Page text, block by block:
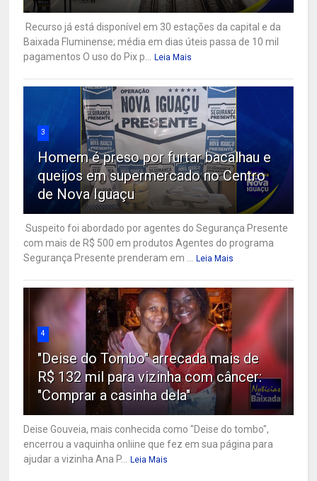
Recurso já está disponível em 30 estações da capital e da
Baixada Fluminense; média em dias úteis passa de 10 mil
pagamentos O uso do Pix p...
Leia Mais
3
Homem é preso por furtar bacalhau e
queijos em supermercado no Centro
de Nova Iguaçu
Suspeito foi abordado por agentes do Segurança Presente
com mais de R$ 500 em produtos Agentes do programa
Segurança Presente prenderam em ...
Leia Mais
4
"Deise do Tombo" arrecada mais de
R$ 132 mil para vizinha com câncer:
"Comprar a casinha dela"
Deise Gouveia, mais conhecida como "Deise do tombo",
encerrou a vaquinha onliine que fez em sua página para
ajudar a vizinha Ana P...
Leia Mais